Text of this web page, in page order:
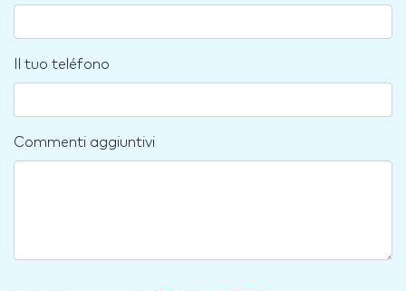
Il tuo teléfono
Commenti aggiuntivi